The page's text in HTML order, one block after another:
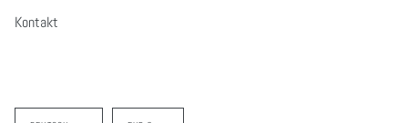
Kontakt
Sprache Währung